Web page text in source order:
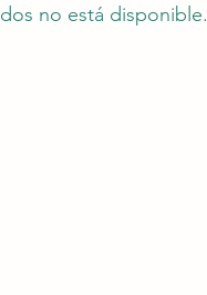
no está disponible.